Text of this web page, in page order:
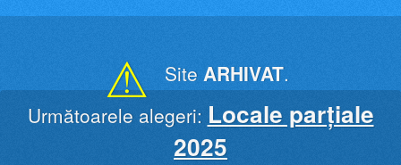
⚠ Site ARHIVAT.
Următoarele alegeri: Locale parțiale
2025